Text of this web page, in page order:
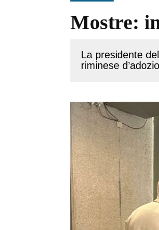
Mostre:
La presidente
riminese